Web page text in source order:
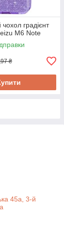
градієнт
M6 Note
₴
45а, 3-й